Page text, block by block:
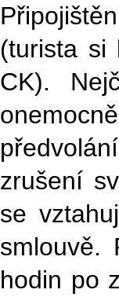
(turista si
CK).
zrušení
se
smlouvě.
hodin po